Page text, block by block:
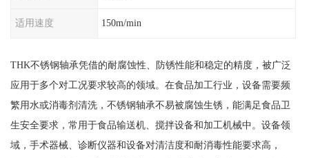
适用速度 150m/min
THK不锈钢轴承凭借的耐腐蚀性、防锈性能和稳定的精度，被广泛
应用于多个对工况要求较高的领域。在食品加工行业，设备需要频
繁用水或消毒剂清洗，不锈钢轴承不易被腐蚀生锈，能满足食品卫
生安全要求，常用于食品输送机、搅拌设备和加工机械中。设备领
域，手术器械、诊断仪器和设备对清洁度和耐消毒性能要求高，